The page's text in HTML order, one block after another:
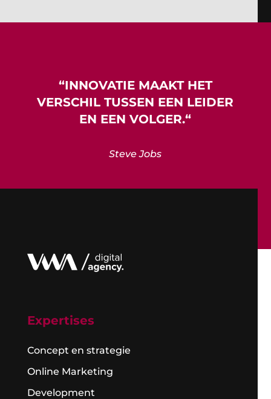
“INNOVATIEMAAKT HET
VERSCHIL TUSSEN EEN LEIDER
EN EEN VOLGER.“
Steve Jobs
Expertises
Concept en strategie
Online Marketing
Development